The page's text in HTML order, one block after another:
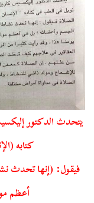
يتحدث الدكتور
كتابه
فيقول: (إنها تحدث
أعظم